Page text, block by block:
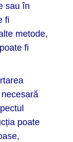
sau în
fi
metode,
fi
poate